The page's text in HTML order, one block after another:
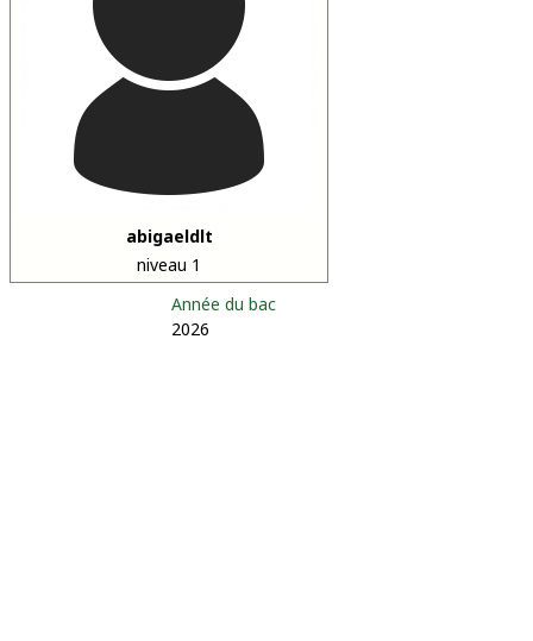
abigaeldlt
niveau 1
Année du bac
2026